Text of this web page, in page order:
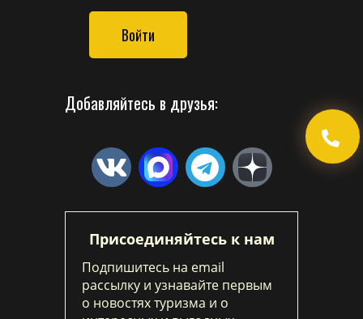
Войти
Добавляйтесь в друзья:
Присоединяйтесь к нам
Подпишитесь на email
рассылку и узнавайте первым
о новостях туризма и о